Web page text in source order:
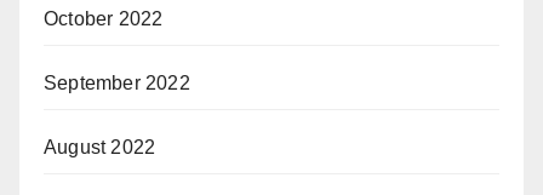
October 2022
September 2022
August 2022